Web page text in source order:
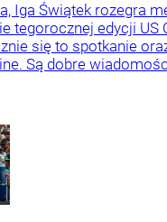
Iga Świątek rozegra
tegorocznej edycji US
się to spotkanie
Są dobre